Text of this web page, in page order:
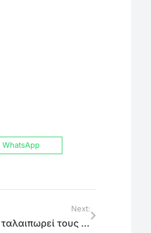
WhatsApp
Next:
Καραμέρος: «Η κυβέρνηση ταλαιπωρεί τους πυρόπληκτους της Ανατολικής Αττικής – Πολύμηνες καθυστερήσεις και γραφειοκρατία»